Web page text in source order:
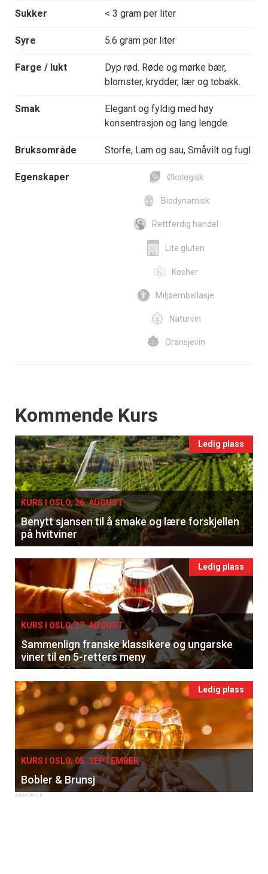
Sukker < 3 gram per liter
Syre 5.6 gram per liter
Farge / lukt
Dyp rød. Røde og mørke bær,
blomster, krydder, lær og tobakk.
Smak
Elegant og fyldig med høy
konsentrasjon og lang lengde.
Bruksområde Storfe, Lam og sau, Småvilt og fugl
Egenskaper Økologisk
Biodynamisk
Rettferdig handel
Lite gluten
Kosher
Miljøemballasje
Naturvin
Oransjevin
Events
Kommende Kurs
Ledig plass
KURS I OSLO, 26. AUGUST
Benytt sjansen til å smake og lære forskjellen
på hvitviner
Ledig plass
KURS I OSLO, 27. AUGUST
Sammenlign franske klassikere og ungarske
viner til en 5-retters meny
Ledig plass
KURS I OSLO, 05. SEPTEMBER
Bobler & Brunsj